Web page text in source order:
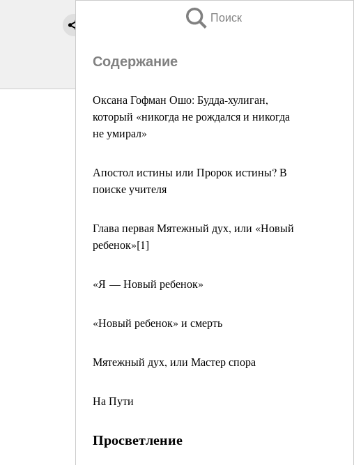
Поиск
Содержание
Оксана Гофман Ошо: Будда-хулиган,
который «никогда не рождался и никогда
не умирал»
Апостол истины или Пророк истины? В
поиске учителя
Глава первая Мятежный дух, или «Новый
ребенок»[1]
«Я — Новый ребенок»
«Новый ребенок» и смерть
Мятежный дух, или Мастер спора
На Пути
Просветление